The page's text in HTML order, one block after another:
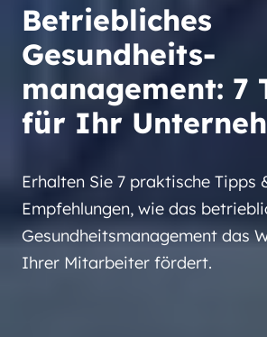
Betriebliches
Gesundheits­
management: 7
für Ihr
Erhalten Sie 7 praktische Tipps
Empfehlungen, wie das
Gesundheitsmanagement das
Ihrer Mitarbeiter fördert.